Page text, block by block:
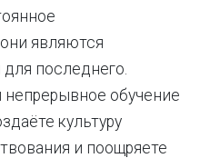
являются
последнего.
обучение
культуру
и поощряете